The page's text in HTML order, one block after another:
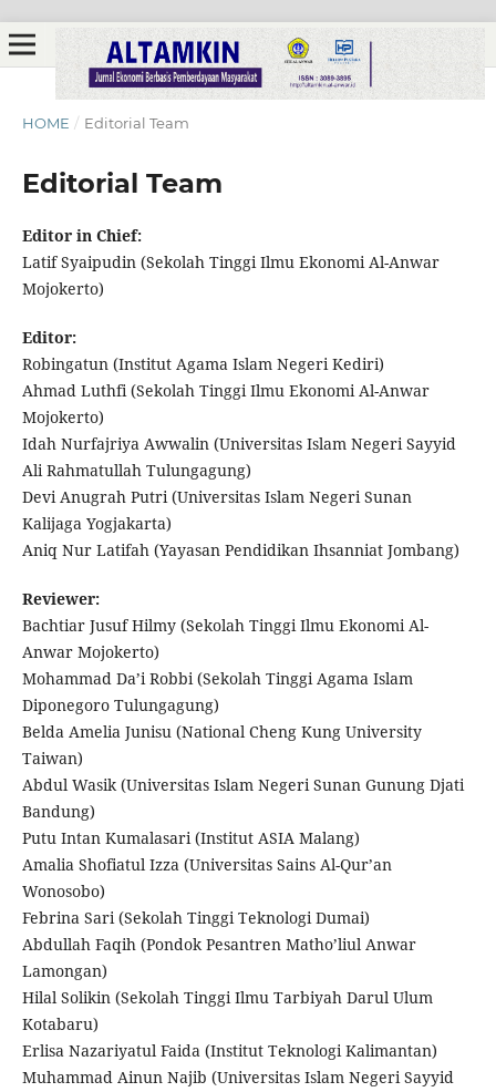
HOME / Editorial Team
Editorial Team
Editor in Chief:
Latif Syaipudin (Sekolah Tinggi Ilmu Ekonomi Al-Anwar
Mojokerto)
Editor:
Robingatun (Institut Agama Islam Negeri Kediri)
Ahmad Luthfi (Sekolah Tinggi Ilmu Ekonomi Al-Anwar
Mojokerto)
Idah Nurfajriya Awwalin (Universitas Islam Negeri Sayyid
Ali Rahmatullah Tulungagung)
Devi Anugrah Putri (Universitas Islam Negeri Sunan
Kalijaga Yogjakarta)
Aniq Nur Latifah (Yayasan Pendidikan Ihsanniat Jombang)
Reviewer:
Bachtiar Jusuf Hilmy (Sekolah Tinggi Ilmu Ekonomi Al-
Anwar Mojokerto)
Mohammad Da’i Robbi (Sekolah Tinggi Agama Islam
Diponegoro Tulungagung)
Belda Amelia Junisu (National Cheng Kung University
Taiwan)
Abdul Wasik (Universitas Islam Negeri Sunan Gunung Djati
Bandung)
Putu Intan Kumalasari (Institut ASIA Malang)
Amalia Shofiatul Izza (Universitas Sains Al-Qur’an
Wonosobo)
Febrina Sari (Sekolah Tinggi Teknologi Dumai)
Abdullah Faqih (Pondok Pesantren Matho’liul Anwar
Lamongan)
Hilal Solikin (Sekolah Tinggi Ilmu Tarbiyah Darul Ulum
Kotabaru)
Erlisa Nazariyatul Faida (Institut Teknologi Kalimantan)
Muhammad Ainun Najib (Universitas Islam Negeri Sayyid